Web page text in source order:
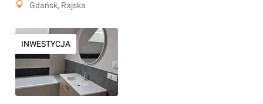
Gdańsk, Rajska
INWESTYCJA